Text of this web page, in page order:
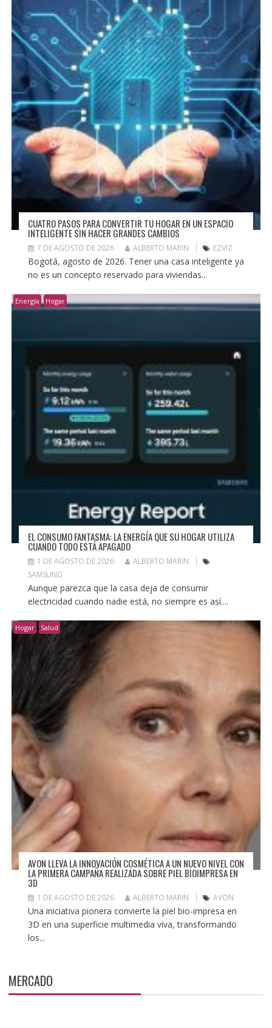
CUATRO PASOS PARA CONVERTIR TU HOGAR EN UN ESPACIO
INTELIGENTE SIN HACER GRANDES CAMBIOS
7 DE AGOSTO DE 2026 ALBERTO MARIN EZVIZ
Bogotá, agosto de 2026. Tener una casa inteligente ya
no es un concepto reservado para viviendas...
Energía Hogar
EL CONSUMO FANTASMA: LA ENERGÍA QUE SU HOGAR UTILIZA
CUANDO TODO ESTÁ APAGADO
1 DE AGOSTO DE 2026
ALBERTO MARIN
SAMSUNG
Aunque parezca que la casa deja de consumir
electricidad cuando nadie está, no siempre es así....
Hogar Salud
AVON LLEVA LA INNOVACIÓN COSMÉTICA A UN NUEVO NIVEL CON
LA PRIMERA CAMPAÑA REALIZADA SOBRE PIEL BIOIMPRESA EN
3D
1 DE AGOSTO DE 2026 ALBERTO MARIN AVON
Una iniciativa pionera convierte la piel bio-impresa en
3D en una superficie multimedia viva, transformando
los...
MERCADO